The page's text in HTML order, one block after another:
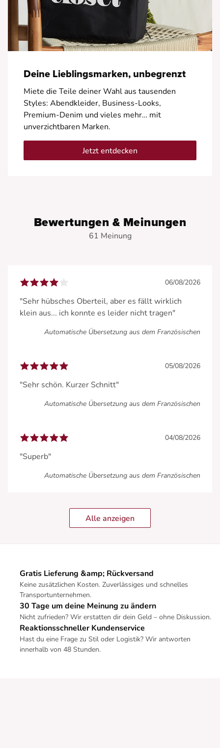
Deine Lieblingsmarken, unbegrenzt
Miete die Teile deiner Wahl aus tausenden
Styles: Abendkleider, Business-Looks,
Premium-Denim und vieles mehr… mit
unverzichtbaren Marken.
Jetzt entdecken
Bewertungen & Meinungen
61 Meinung
06/08/2026
"Sehr hübsches Oberteil, aber es fällt wirklich
klein aus... ich konnte es leider nicht tragen"
Automatische Übersetzung aus dem Französischen
05/08/2026
"Sehr schön. Kurzer Schnitt"
Automatische Übersetzung aus dem Französischen
04/08/2026
"Superb"
Automatische Übersetzung aus dem Französischen
Alle anzeigen
Gratis Lieferung &amp; Rückversand
Keine zusätzlichen Kosten. Zuverlässiges und schnelles
Transportunternehmen.
30 Tage um deine Meinung zu ändern
Nicht zufrieden? Wir erstatten dir dein Geld – ohne Diskussion.
Reaktionsschneller Kundenservice
Hast du eine Frage zu Stil oder Logistik? Wir antworten
innerhalb von 48 Stunden.